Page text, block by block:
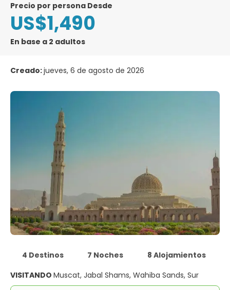
precio por persona Desde
US$1,490
En base a 2 adultos
Creado:jueves, 6 de agosto de 2026
4 Destinos 7 Noches
8 Alojamientos
VISITANDO Muscat, Jabal Shams, Wahiba Sands, Sur